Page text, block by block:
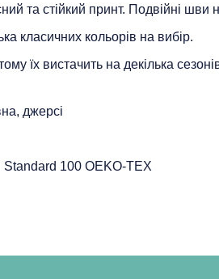
та стійкий принт. Подвійні шви
класичних кольорів на вибір.
їх вистачить на декілька
джерсі
Standard 100 ОEKO-TEX